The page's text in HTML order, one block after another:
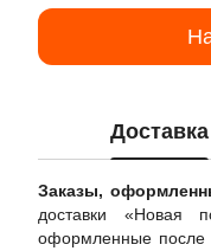
Доставка
Заказы,
доставки «Новая
оформленные